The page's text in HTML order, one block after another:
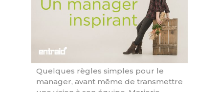
Quelques règles simples pour le
manager, avant même de transmettre